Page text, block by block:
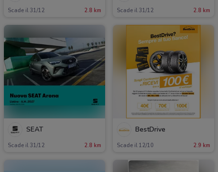
Scade il 31/12 2.8 km Scade il 31/12 2.8 km
SEAT
Scade il 31/12 2.8 km
BestDrive
Scade il 12/10 2.9 km